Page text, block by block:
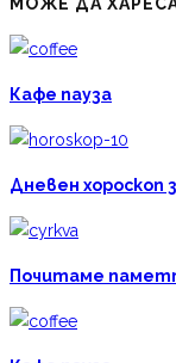
МОЖЕ ДА
Кафе пауза
Дневен хороскоп
Почитаме